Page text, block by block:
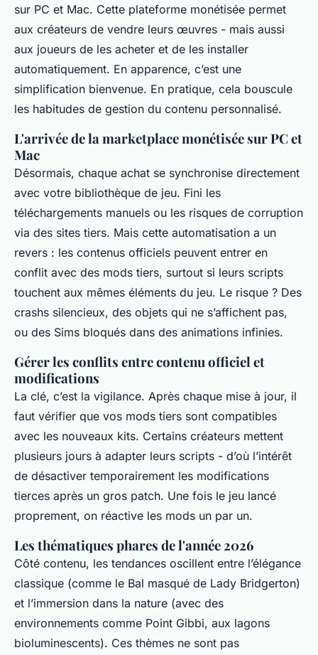
sur PC et Mac. Cette plateforme monétisée permet
aux créateurs de vendre leurs œuvres - mais aussi
aux joueurs de les acheter et de les installer
automatiquement. En apparence, c’est une
simplification bienvenue. En pratique, cela bouscule
les habitudes de gestion du contenu personnalisé.
L'arrivée de la marketplace monétisée sur PC et
Mac
Désormais, chaque achat se synchronise directement
avec votre bibliothèque de jeu. Fini les
téléchargements manuels ou les risques de corruption
via des sites tiers. Mais cette automatisation a un
revers : les contenus officiels peuvent entrer en
conflit avec des mods tiers, surtout si leurs scripts
touchent aux mêmes éléments du jeu. Le risque ? Des
crashs silencieux, des objets qui ne s’affichent pas,
ou des Sims bloqués dans des animations infinies.
Gérer les conflits entre contenu officiel et
modifications
La clé, c’est la vigilance. Après chaque mise à jour, il
faut vérifier que vos mods tiers sont compatibles
avec les nouveaux kits. Certains créateurs mettent
plusieurs jours à adapter leurs scripts - d’où l’intérêt
de désactiver temporairement les modifications
tierces après un gros patch. Une fois le jeu lancé
proprement, on réactive les mods un par un.
Les thématiques phares de l'année 2026
Côté contenu, les tendances oscillent entre l’élégance
classique (comme le Bal masqué de Lady Bridgerton)
et l’immersion dans la nature (avec des
environnements comme Point Gibbi, aux lagons
bioluminescents). Ces thèmes ne sont pas